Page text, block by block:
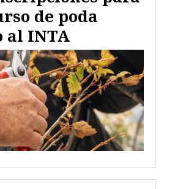
de poda
al INTA